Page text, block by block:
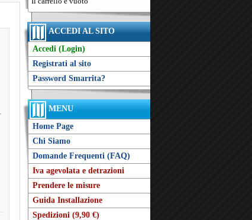
ACCEDI AL SITO
Accedi (Login)
Registrati al sito
Password Smarrita?
MENU
Home Page
Chi Siamo
Domande Frequenti (FAQ)
Iva agevolata e detrazioni
Prendere le misure
Guida Installazione
Spedizioni (9,90 €)